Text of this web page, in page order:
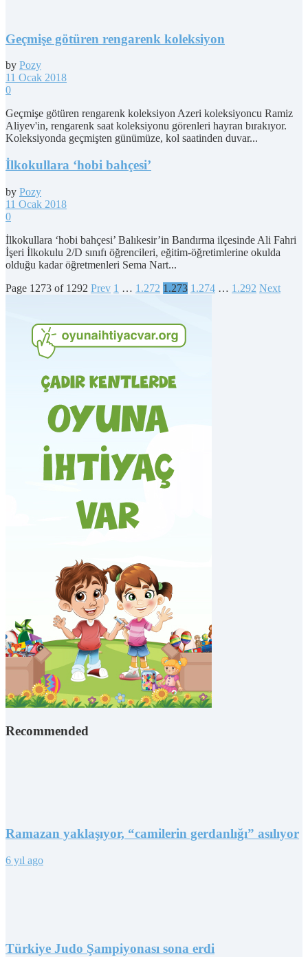
Geçmişe götüren rengarenk koleksiyon
by Pozy
11 Ocak 2018
0
Geçmişe götüren rengarenk koleksiyon Azeri koleksiyoncu Ramiz
Aliyev'in, rengarenk saat koleksiyonu görenleri hayran bırakıyor.
Koleksiyonda geçmişten günümüze, kol saatinden duvar...
İlkokullara ‘hobi bahçesi’
by Pozy
11 Ocak 2018
0
İlkokullara ‘hobi bahçesi’ Balıkesir’in Bandırma ilçesinde Ali Fahri
İşeri İlkokulu 2/D sınıfı öğrencileri, eğitim-öğretimlerine okulda
olduğu kadar öğretmenleri Sema Nart...
Page 1273 of 1292 Prev 1 … 1.272 1.273 1.274 … 1.292 Next
Recommended
Ramazan yaklaşıyor, “camilerin gerdanlığı” asılıyor
6 yıl ago
Türkiye Judo Şampiyonası sona erdi